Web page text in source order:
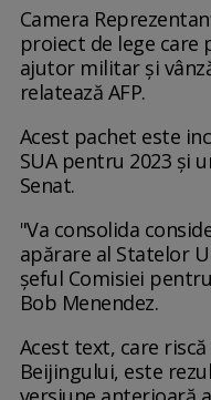
Camera
proiect de lege care
ajutor militar şi
relatează AFP.
Acest pachet este
SUA pentru 2023 şi
Senat.
"Va consolida
apărare al Statelor
şeful Comisiei
Bob Menendez.
Acest text, care
Beijingului, este